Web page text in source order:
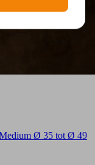
Ø 35 tot Ø 49